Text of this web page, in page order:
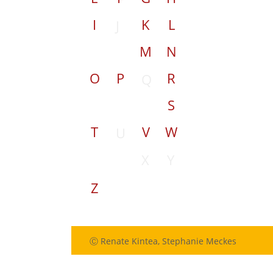
I
K
L
M
N
O
P
R
S
T
V
W
Z
Ⓒ Renate Kintea, Stephanie Meckes